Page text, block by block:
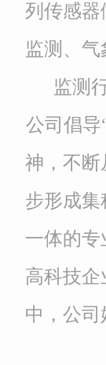
列传感器
监测、
监测
公司倡
神，不断
步形成集
一体的专
高科技
中，公